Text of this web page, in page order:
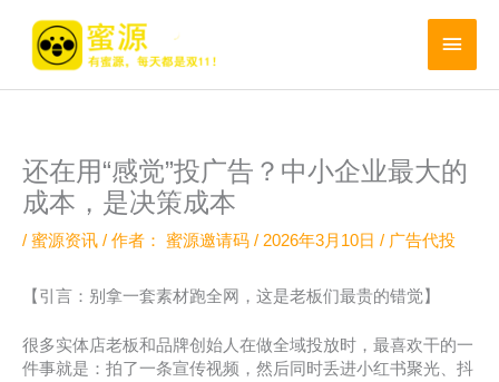
主
菜
还在用“感觉”投广告？中小企业最大的
成本，是决策成本
/ 蜜源资讯 / 作者： 蜜源邀请码 / 2026年3月10日 / 广告代投
【引言：别拿一套素材跑全网，这是老板们最贵的错觉】
很多实体店老板和品牌创始人在做全域投放时，最喜欢干的一
件事就是：拍了一条宣传视频，然后同时丢进小红书聚光、抖